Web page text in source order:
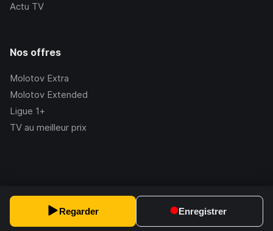
Regarder Enregistrer
Actu TV
Nos offres
Molotov Extra
Molotov Extended
Ligue 1+
TV au meilleur prix
2.228.1